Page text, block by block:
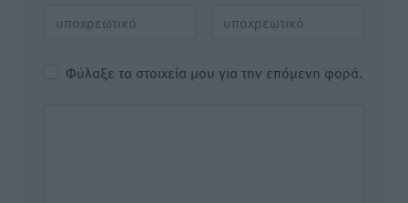
Φύλαξε τα στοιχεία μου για την επόμενη φορά.